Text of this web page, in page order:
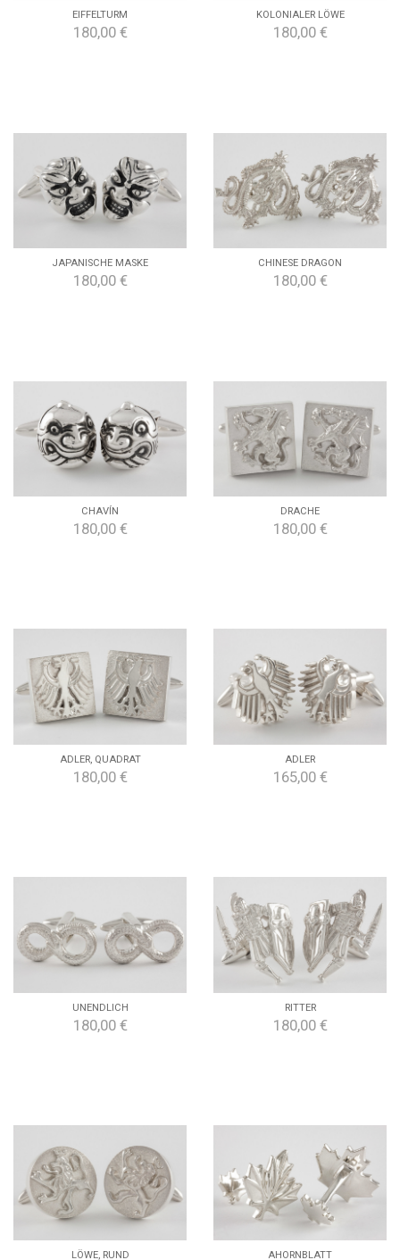
EIFFELTURM
180,00 €
KOLONIALER LÖWE
180,00 €
JAPANISCHE MASKE
180,00 €
CHINESE DRAGON
180,00 €
CHAVÍN
180,00 €
DRACHE
180,00 €
ADLER, QUADRAT
180,00 €
ADLER
165,00 €
UNENDLICH
180,00 €
RITTER
180,00 €
LÖWE, RUND AHORNBLATT